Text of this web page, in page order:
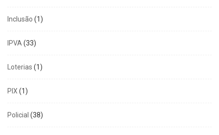
Inclusão (1)
IPVA (33)
Loterias (1)
PIX (1)
Policial (38)